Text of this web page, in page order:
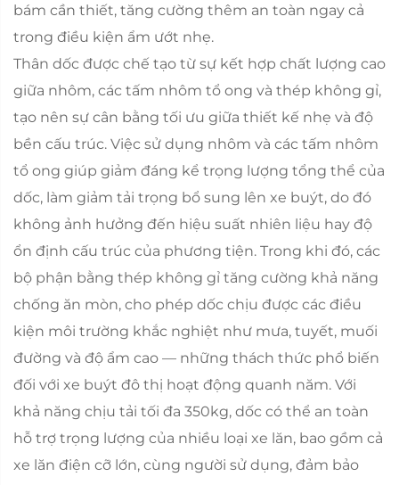
bám cần thiết, tăng cường thêm an toàn ngay cả
trong điều kiện ẩm ướt nhẹ.
Thân dốc được chế tạo từ sự kết hợp chất lượng cao
giữa nhôm, các tấm nhôm tổ ong và thép không gỉ,
tạo nên sự cân bằng tối ưu giữa thiết kế nhẹ và độ
bền cấu trúc. Việc sử dụng nhôm và các tấm nhôm
tổ ong giúp giảm đáng kể trọng lượng tổng thể của
dốc, làm giảm tải trọng bổ sung lên xe buýt, do đó
không ảnh hưởng đến hiệu suất nhiên liệu hay độ
ổn định cấu trúc của phương tiện. Trong khi đó, các
bộ phận bằng thép không gỉ tăng cường khả năng
chống ăn mòn, cho phép dốc chịu được các điều
kiện môi trường khắc nghiệt như mưa, tuyết, muối
đường và độ ẩm cao — những thách thức phổ biến
đối với xe buýt đô thị hoạt động quanh năm. Với
khả năng chịu tải tối đa 350kg, dốc có thể an toàn
hỗ trợ trọng lượng của nhiều loại xe lăn, bao gồm cả
xe lăn điện cỡ lớn, cùng người sử dụng, đảm bảo